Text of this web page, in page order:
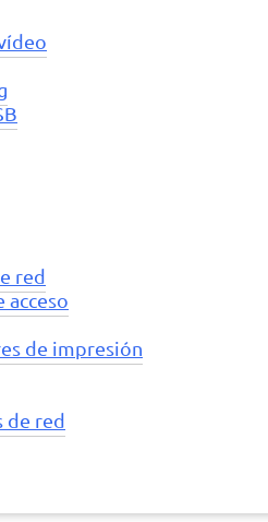
red
acceso
de impresión
de red